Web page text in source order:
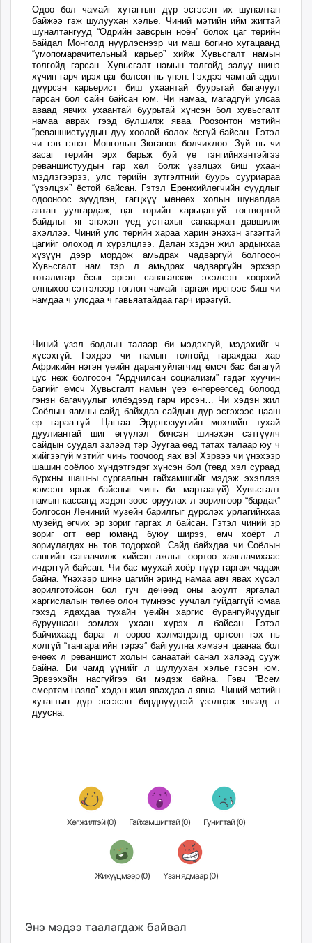
mglradio.com
fact.mn
itoim.mn
tumen.mn
shuum.mn
times.mn
tvmongolia.mn
mass.mn
unegui.mn
assa.mn
toim.mn
tac.mn
paparazzi.mn
unread.today
Одоо бол чамайг хутагтын дүр эсгэсэн их шуналтан
байжээ гэж шулуухан хэлье. Чиний мэтийн ийм жигтэй
шуналтангууд “Өдрийн завсрын ноён” болох цаг төрийн
байдал Монголд нүүрлэснээр чи маш богино хугацаанд
“умопомарачительный карьер” хийж Хувьсгалт намын
толгойд гарсан. Хувьсгалт намын толгойд залуу шинэ
хүчин гарч ирэх цаг болсон нь үнэн. Гэхдээ чамтай адил
дүүрсэн карьерист биш ухаантай буурьтай багачуул
гарсан бол сайн байсан юм. Чи намаа, магадгүй улсаа
аваад явчих ухаантай буурьтай хүнсэн бол хувьсгалт
намаа аврах гээд булшилж яваа Роозонтон мэтийн
“реваншистуудын дуу хоолой болох ёсгүй байсан. Гэтэл
чи гэв гэнэт Монголын Зюганов болчихлоо. Зүй нь чи
засаг төрийн эрх барьж буй үе тэнгийнхэнтэйгээ
реваншистуудын гар хөл болж үзэлцэх биш ухаан
мэдлэгээрээ, улс төрийн зүтгэлтний буурь сууриараа
“үзэлцэх” ёстой байсан. Гэтэл Ерөнхийлөгчийн суудлыг
одооноос зүүдлэн, гагцхүү мөнөөх холын шуналдаа
автан уулгардаж, цаг төрийн харьцангуй тогтвортой
байдлыг яг энэхэн үед устгахыг санаархан давшилж
эхэллээ. Чиний улс төрийн хараа харин энэхэн эгзэгтэй
цагийг олоход л хүрэлцлээ. Далан хэдэн жил ардынхаа
хүзүүн дээр мордож амьдрах чадваргүй болгосон
Хувьсгалт нам тэр л амьдрах чадваргүйн эрхээр
тоталитар ёсыг эргэн санагалзаж эхэлсэн хөөрхий
олныхоо сэтгэлээр тоглон чамайг гаргаж ирснээс биш чи
намдаа ч улсдаа ч гавьяатайдаа гарч ирээгүй.
Чиний үзэл бодлын талаар би мэдэхгүй, мэдэхийг ч
хүсэхгүй. Гэхдээ чи намын толгойд гарахдаа хар
Африкийн нэгэн үеийн дарангуйлагчид өмсч бас багагүй
цус нөж болгосон “Ардчилсан социализм” гэдэг хуучин
багийг өмсч Хувьсгалт намын үеэ өнгөрөөгсөд болоод
гэнэн багачуулыг илбэдээд гарч ирсэн… Чи хэдэн жил
Соёлын яамны сайд байхдаа сайдын дүр эсгэхээс цааш
ер гараа-гүй. Цагтаа Эрдэнэзуугийн мөхлийн тухай
дуулиантай шиг өгүүлэл бичсэн шинэхэн сэтгүүлч
сайдын суудал эзлээд тэр Зуугаа өөд татах талаар юу ч
хийгээгүй мэтийг чинь тоочоод яах вэ! Хэрвээ чи үнэхээр
шашин соёлоо хүндэтгэдэг хүнсэн бол (төвд хэл сураад
бурхны шашны сургаалын гайхамшгийг мэдэж эхэллээ
хэмээн ярьж байсныг чинь би мартаагүй) Хувьсгалт
намын кассанд хэдэн зоос оруулах л зорилгоор “бардак”
болгосон Лениний музейн барилгыг дүрслэх урлагийнхаа
музейд өгчих эр зориг гаргах л байсан. Гэтэл чиний эр
зориг огт өөр юманд буюу ширээ, өмч хоёрт л
зориулагдах нь тов тодорхой. Сайд байхдаа чи Соёлын
сангийн санаачилж хийсэн ажлыг өөртөө хаяглачихаас
ичдэггүй байсан. Чи бас муухай хоёр нүүр гаргаж чадаж
байна. Үнэхээр шинэ цагийн эринд намаа авч явах хүсэл
зорилготойсон бол гуч дөчөөд оны аюулт яргалал
харгислалын төлөө олон түмнээс уучлал гуйдаггүй юмаа
гэхэд ядахдаа тухайн үеийн харгис бурангуйчуудыг
буруушаан зэмлэх ухаан хүрэх л байсан. Гэтэл
байчихаад бараг л өөрөө хэлмэгдэлд өртсөн гэх нь
холгүй “тангарагийн гэрээ” байгуулна хэмээн цаанаа бол
өнөөх л реваншист холын санаатай санал хэлээд сууж
байна. Би чамд үүнийг л шулуухан хэлье гэсэн юм.
Эрвээхэйн насгүйгээ би мэдэж байна. Гэвч “Всем
смертям назло” хэдэн жил явахдаа л явна. Чиний мэтийн
хутагтын дүр эсгэсэн бирднүүдтэй үзэлцэж яваад л
дуусна.
Хөгжилтэй (0) Гайхамшигтай (0) Гунигтай (0)
Жихүүцмээр (0) Үзэн ядмаар (0)
Энэ мэдээ таалагдаж байвал